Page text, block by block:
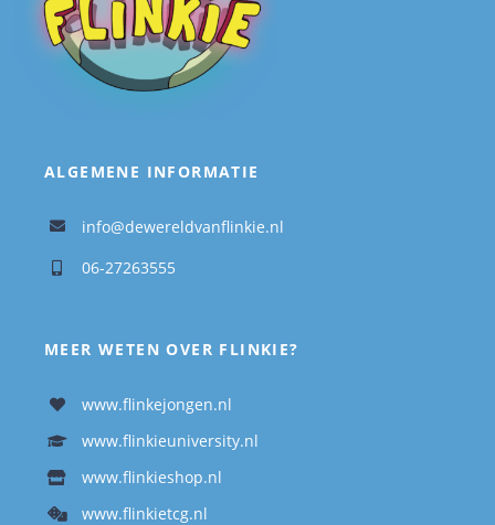
ALGEMENE INFORMATIE
info@dewereldvanflinkie.nl
06-27263555
MEER WETEN OVER FLINKIE?
www.flinkejongen.nl
www.flinkieuniversity.nl
www.flinkieshop.nl
www.flinkietcg.nl